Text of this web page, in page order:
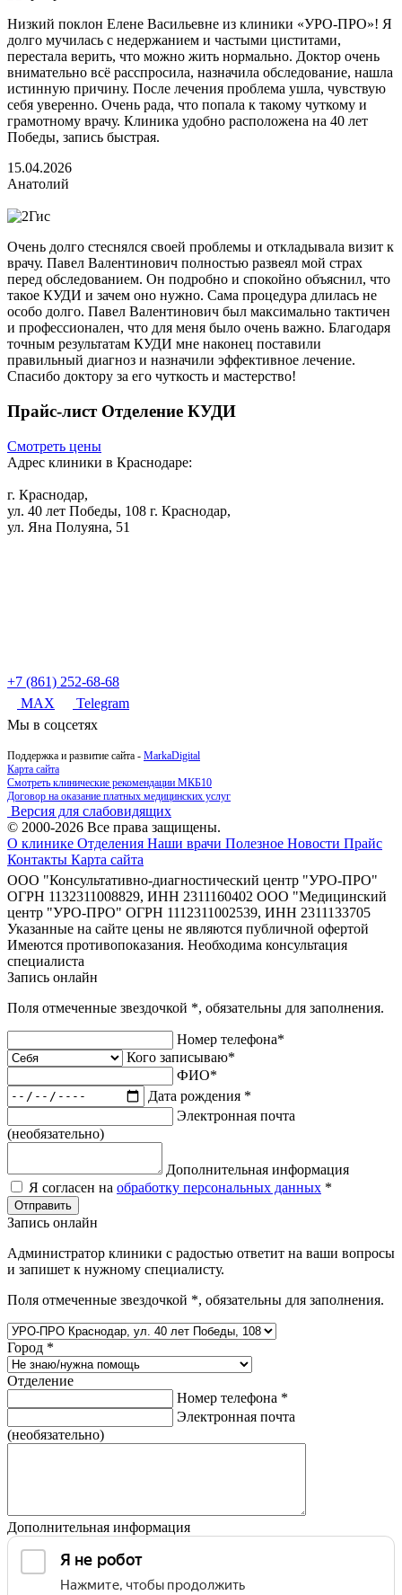
Низкий поклон Елене Васильевне из клиники «УРО-ПРО»! Я
долго мучилась с недержанием и частыми циститами,
перестала верить, что можно жить нормально. Доктор очень
внимательно всё расспросила, назначила обследование, нашла
истинную причину. После лечения проблема ушла, чувствую
себя уверенно. Очень рада, что попала к такому чуткому и
грамотному врачу. Клиника удобно расположена на 40 лет
Победы, запись быстрая.
15.04.2026
Анатолий
Очень долго стеснялся своей проблемы и откладывала визит к
врачу. Павел Валентинович полностью развеял мой страх
перед обследованием. Он подробно и спокойно объяснил, что
такое КУДИ и зачем оно нужно. Сама процедура длилась не
особо долго. Павел Валентинович был максимально тактичен
и профессионален, что для меня было очень важно. Благодаря
точным результатам КУДИ мне наконец поставили
правильный диагноз и назначили эффективное лечение.
Спасибо доктору за его чуткость и мастерство!
Прайс-лист Отделение КУДИ
Смотреть цены
Адрес клиники в Краснодаре:
г. Краснодар,
ул. 40 лет Победы, 108 г. Краснодар,
ул. Яна Полуяна, 51
+7 (861) 252-68-68
MAX
Telegram
Мы в соцсетях
Поддержка и развитие сайта - MarkaDigital
Карта сайта
Смотреть клинические рекомендации МКБ10
Договор на оказание платных медицинских услуг
Версия для слабовидящих
© 2000-2026 Все права защищены.
О клинике Отделения Наши врачи Полезное Новости Прайс
Контакты Карта сайта
ООО "Консультативно-диагностический центр "УРО-ПРО"
ОГРН 1132311008829, ИНН 2311160402 ООО "Медицинский
центр "УРО-ПРО" ОГРН 1112311002539, ИНН 2311133705
Указанные на сайте цены не являются публичной офертой
Имеются противопоказания. Необходима консультация
специалиста
Запись онлайн
Поля отмеченные звездочкой *, обязательны для заполнения.
Номер телефона*
Кого записываю*
ФИО*
Дата рождения *
Электронная почта
(необязательно)
Дополнительная информация
Я согласен на обработку персональных данных *
Отправить
Запись онлайн
Администратор клиники с радостью ответит на ваши вопросы
и запишет к нужному специалисту.
Поля отмеченные звездочкой *, обязательны для заполнения.
Город *
Отделение
Номер телефона *
Электронная почта
(необязательно)
Дополнительная информация